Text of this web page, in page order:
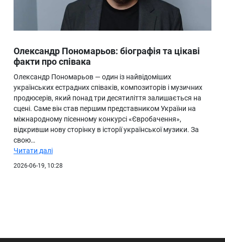
Олександр Пономарьов: біографія та цікаві
факти про співака
Олександр Пономарьов — один із найвідоміших
українських естрадних співаків, композиторів і музичних
продюсерів, який понад три десятиліття залишається на
сцені. Саме він став першим представником України на
міжнародному пісенному конкурсі «Євробачення»,
відкривши нову сторінку в історії української музики. За
свою…
Читати далі
2026-06-19, 10:28